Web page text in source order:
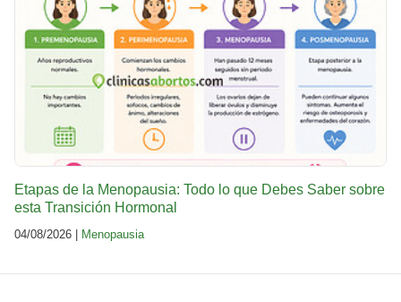
Etapas de la Menopausia: Todo lo que Debes Saber sobre
esta Transición Hormonal
04/08/2026 | Menopausia